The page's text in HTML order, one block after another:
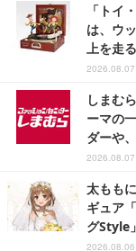
「トイ
は、ウ
上を走
しまむ
ーマの
ダーや
太もも
ギュア
グStyle